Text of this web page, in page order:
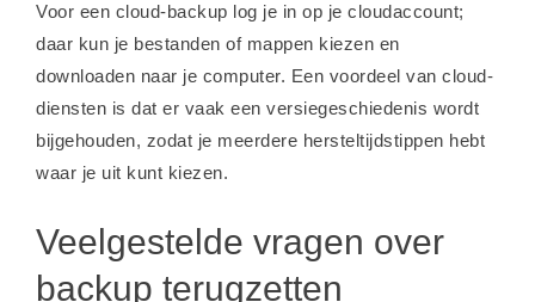
Voor een cloud-backup log je in op je cloudaccount;
daar kun je bestanden of mappen kiezen en
downloaden naar je computer. Een voordeel van cloud-
diensten is dat er vaak een versiegeschiedenis wordt
bijgehouden, zodat je meerdere hersteltijdstippen hebt
waar je uit kunt kiezen.
Veelgestelde vragen over
backup terugzetten